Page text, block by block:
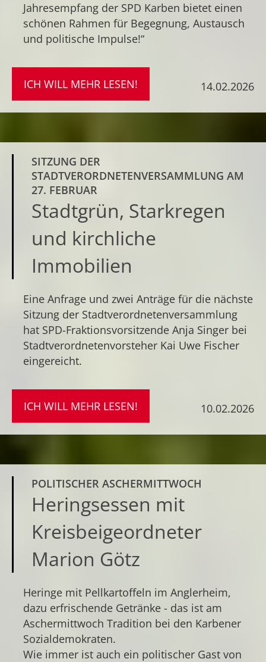
Jahresempfang der SPD Karben bietet einen
schönen Rahmen für Begegnung, Austausch
und politische Impulse!“
14.02.2026
ICH WILL MEHR LESEN!
SITZUNG DER
STADTVERORDNETENVERSAMMLUNG AM
27. FEBRUAR
Stadtgrün, Starkregen
und kirchliche
Immobilien
Eine Anfrage und zwei Anträge für die nächste
Sitzung der Stadtverordnetenversammlung
hat SPD-Fraktionsvorsitzende Anja Singer bei
Stadtverordnetenvorsteher Kai Uwe Fischer
eingereicht.
10.02.2026
ICH WILL MEHR LESEN!
POLITISCHER ASCHERMITTWOCH
Heringsessen mit
Kreisbeigeordneter
Marion Götz
Heringe mit Pellkartoffeln im Anglerheim,
dazu erfrischende Getränke - das ist am
Aschermittwoch Tradition bei den Karbener
Sozialdemokraten.
Wie immer ist auch ein politischer Gast von